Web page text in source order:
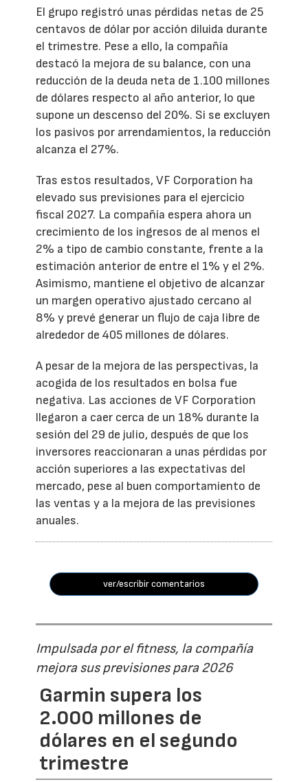
El grupo registró unas pérdidas netas de 25
centavos de dólar por acción diluida durante
el trimestre. Pese a ello, la compañía
destacó la mejora de su balance, con una
reducción de la deuda neta de 1.100 millones
de dólares respecto al año anterior, lo que
supone un descenso del 20%. Si se excluyen
los pasivos por arrendamientos, la reducción
alcanza el 27%.
Tras estos resultados, VF Corporation ha
elevado sus previsiones para el ejercicio
fiscal 2027. La compañía espera ahora un
crecimiento de los ingresos de al menos el
2% a tipo de cambio constante, frente a la
estimación anterior de entre el 1% y el 2%.
Asimismo, mantiene el objetivo de alcanzar
un margen operativo ajustado cercano al
8% y prevé generar un flujo de caja libre de
alrededor de 405 millones de dólares.
A pesar de la mejora de las perspectivas, la
acogida de los resultados en bolsa fue
negativa. Las acciones de VF Corporation
llegaron a caer cerca de un 18% durante la
sesión del 29 de julio, después de que los
inversores reaccionaran a unas pérdidas por
acción superiores a las expectativas del
mercado, pese al buen comportamiento de
las ventas y a la mejora de las previsiones
anuales.
ver/escribir comentarios
Impulsada por el fitness, la compañía
mejora sus previsiones para 2026
Garmin supera los
2.000 millones de
dólares en el segundo
trimestre